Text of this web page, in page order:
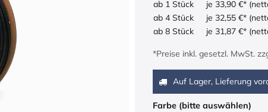
ab 1 Stück
je 33,90 €*
ab 4 Stück
je 32,55 €*
ab 8 Stück
je 31,87 €*
*Preise inkl. gesetzl. MwSt.
Auf Lager, Lieferung
Farbe (bitte auswählen)